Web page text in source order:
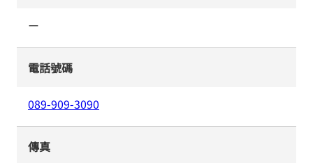
ー
電話號碼
089-909-3090
傳真